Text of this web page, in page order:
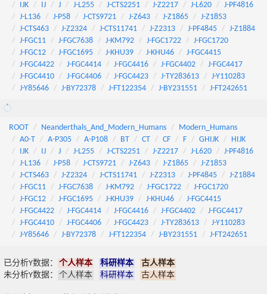
IJK
IJ J J-L255 J-CTS2251 J-Z2217 J-L620
J-PF4816
J-L136
J-P58 J-CTS9721 J-Z643 J-Z1865
J-Z1853
J-CTS463
J-Z2324 J-CTS11741 J-Z2313 J-PF4845
J-Z1884
J-FGC11
J-FGC7638 J-KM792 J-FGC1722
J-FGC1720
J-FGC12
J-FGC1695 J-KHU39 J-KHU46
J-FGC4415
J-FGC4422
J-FGC4414 J-FGC4416 J-FGC4402
J-FGC4417
J-FGC4410
J-FGC4406 J-FGC4423 J-TY283613
J-Y110283
J-Y85646
J-BY72378 J-FT122354 J-BY231551 J-FT242651
ROOT Neanderthals_And_Modern_Humans
Modern_Humans
A0-T
A-P305 A-P108 BT CT CF F GHIJK
HIJK
IJK
IJ J J-L255 J-CTS2251 J-Z2217 J-L620
J-PF4816
J-L136
J-P58 J-CTS9721 J-Z643 J-Z1865
J-Z1853
J-CTS463
J-Z2324 J-CTS11741 J-Z2313 J-PF4845
J-Z1884
J-FGC11
J-FGC7638 J-KM792 J-FGC1722
J-FGC1720
J-FGC12
J-FGC1695 J-KHU39 J-KHU46
J-FGC4415
J-FGC4422
J-FGC4414 J-FGC4416 J-FGC4402
J-FGC4417
J-FGC4410
J-FGC4406 J-FGC4423 J-TY283613
J-Y110283
J-Y85646
J-BY72378 J-FT122354 J-BY231551 J-FT242651
已分析Y数据： 个人样本 科研样本
古人样本
未分析Y数据：
个人样本 科研样本 古人样本